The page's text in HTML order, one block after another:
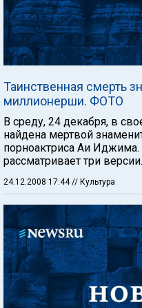
Таинственная смерть
миллионерши. ФОТО
В среду, 24 декабря, в
найдена мертвой
порноактриса Аи
рассматривает три версии.
24.12.2008 17:44// Культура